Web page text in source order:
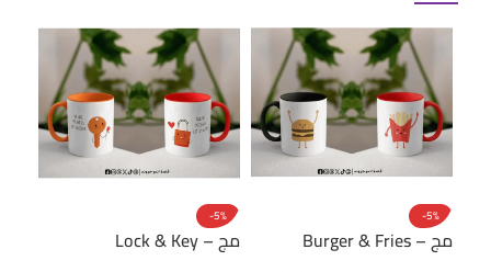
-5%
مج – Burger & Fries
-5%
مج – Lock & Key